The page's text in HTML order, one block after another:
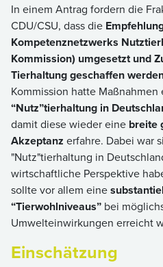
In einem Antrag fordern die
CDU/CSU, dass die
Kompetenznetzwerks
Kommission) umgesetzt und
Tierhaltung geschaffen
Kommission hatte
“Nutz”tierhaltung in
damit diese wieder eine breite
Akzeptanz erfahre. Dabei war
"Nutz"tierhaltung in
wirtschaftliche Perspektive
sollte vor allem eine
“Tierwohlniveaus” bei
Umwelteinwirkungen erreicht
Einschätzung